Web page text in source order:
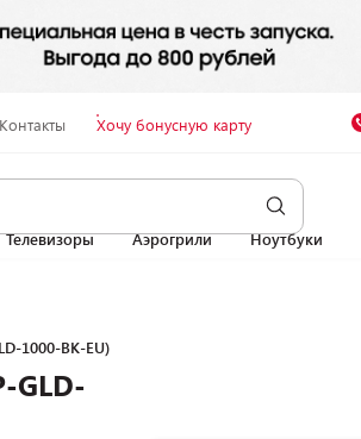
Контакты Хочу бонусную карту
Телевизоры Аэрогрили Ноутбуки
1000-BK-EU)
GLD-